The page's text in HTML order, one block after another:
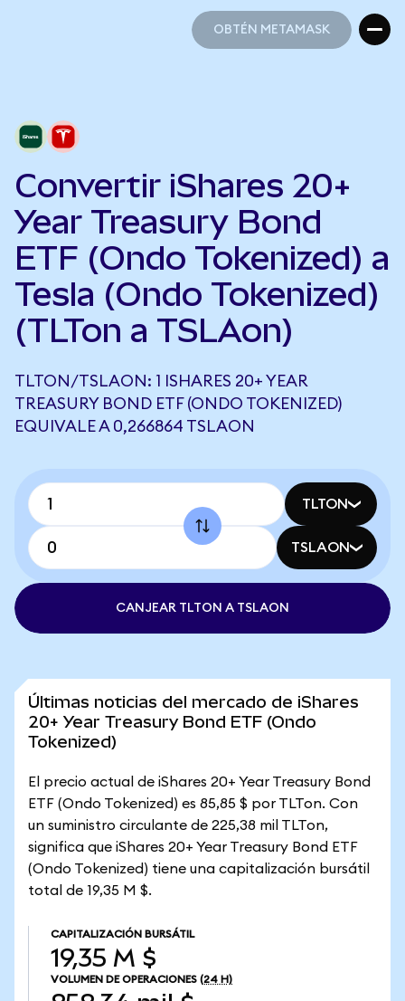
OBTÉN METAMASK
Convertir iShares 20+
Year Treasury Bond
ETF (Ondo Tokenized) a
Tesla (Ondo Tokenized)
(TLTon a TSLAon)
TLTON/TSLAON: 1 ISHARES 20+ YEAR
TREASURY BOND ETF (ONDO TOKENIZED)
EQUIVALE A 0,266864 TSLAON
TLTON
TSLAON
CANJEAR TLTON A TSLAON
Últimas noticias del mercado de iShares
20+ Year Treasury Bond ETF (Ondo
Tokenized)
El precio actual de iShares 20+ Year Treasury Bond
ETF (Ondo Tokenized) es 85,85 $ por TLTon. Con
un suministro circulante de 225,38 mil TLTon,
significa que iShares 20+ Year Treasury Bond ETF
(Ondo Tokenized) tiene una capitalización bursátil
total de 19,35 M $.
CAPITALIZACIÓN BURSÁTIL
19,35 M $
VOLUMEN DE OPERACIONES (24 H)